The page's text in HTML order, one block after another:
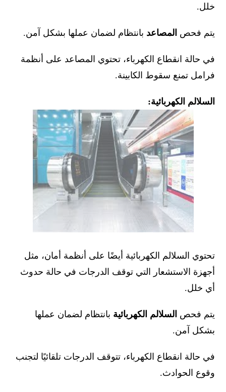
خلل.
يتم فحص المصاعد بانتظام لضمان عملها بشكل آمن.
في حالة انقطاع الكهرباء، تحتوي المصاعد على أنظمة
فرامل تمنع سقوط الكابينة.
السلالم الكهربائية:
تحتوي السلالم الكهربائية أيضًا على أنظمة أمان، مثل
أجهزة الاستشعار التي توقف الدرجات في حالة حدوث
أي خلل.
يتم فحص السلالم الكهربائية بانتظام لضمان عملها
بشكل آمن.
في حالة انقطاع الكهرباء، تتوقف الدرجات تلقائيًا لتجنب
وقوع الحوادث.